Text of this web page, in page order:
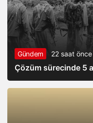
Gündem 22 saat önce
Çözüm sürecinde 5